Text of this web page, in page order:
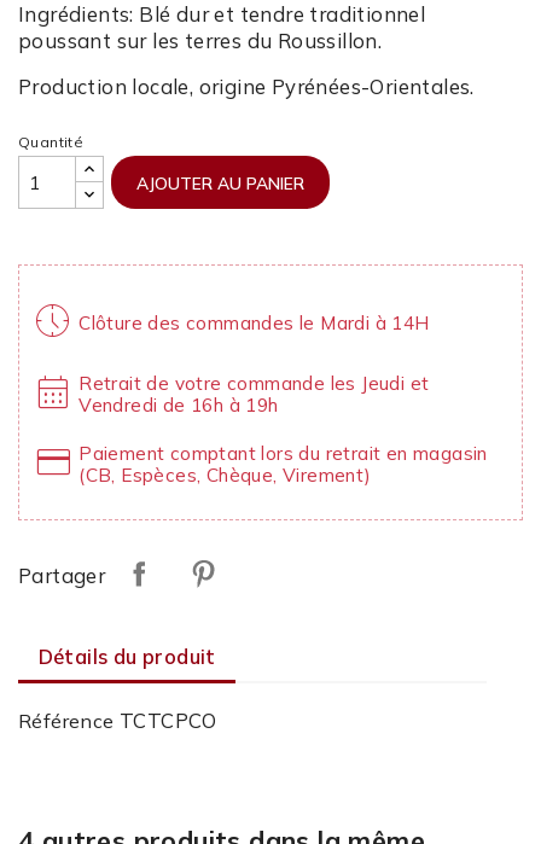
Ingrédients: Blé dur et tendre traditionnel
poussant sur les terres du Roussillon.
Production locale, origine Pyrénées-Orientales.
Quantité
AJOUTER AU PANIER
nest_clock_farsight_analog Clôture des commandes le Mardi à 14H
calendar_month Retrait de votre commande les Jeudi et
Vendredi de 16h à 19h
credit_card Paiement comptant lors du retrait en magasin
(CB, Espèces, Chèque, Virement)
Partager
Détails du produit
Référence TCTCPCO